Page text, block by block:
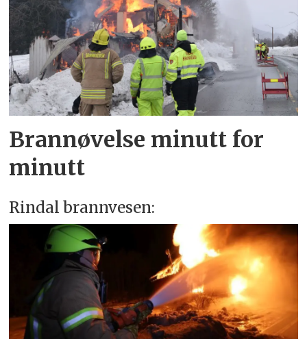
Brannøvelse minutt for
minutt
Rindal brannvesen: